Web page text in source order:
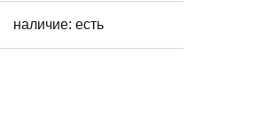
наличие: есть